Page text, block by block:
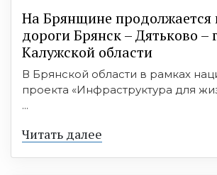
На Брянщине продолжается
дороги Брянск – Дятьково –
Калужской области
В Брянской области в рамках
проекта «Инфраструктура для
...
Читать далее